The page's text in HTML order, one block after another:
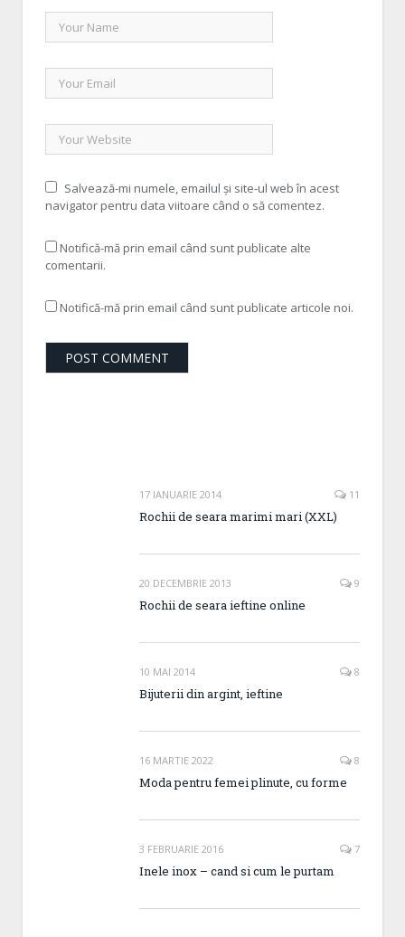
Salvează-mi numele, emailul și site-ul web în acest
navigator pentru data viitoare când o să comentez.
Notifică-mă prin email când sunt publicate alte
comentarii.
Notifică-mă prin email când sunt publicate articole noi.
17 IANUARIE 2014 11
Rochii de seara marimi mari (XXL)
20 DECEMBRIE 2013 9
Rochii de seara ieftine online
10 MAI 2014 8
Bijuterii din argint, ieftine
16 MARTIE 2022 8
Moda pentru femei plinute, cu forme
3 FEBRUARIE 2016 7
Inele inox – cand si cum le purtam